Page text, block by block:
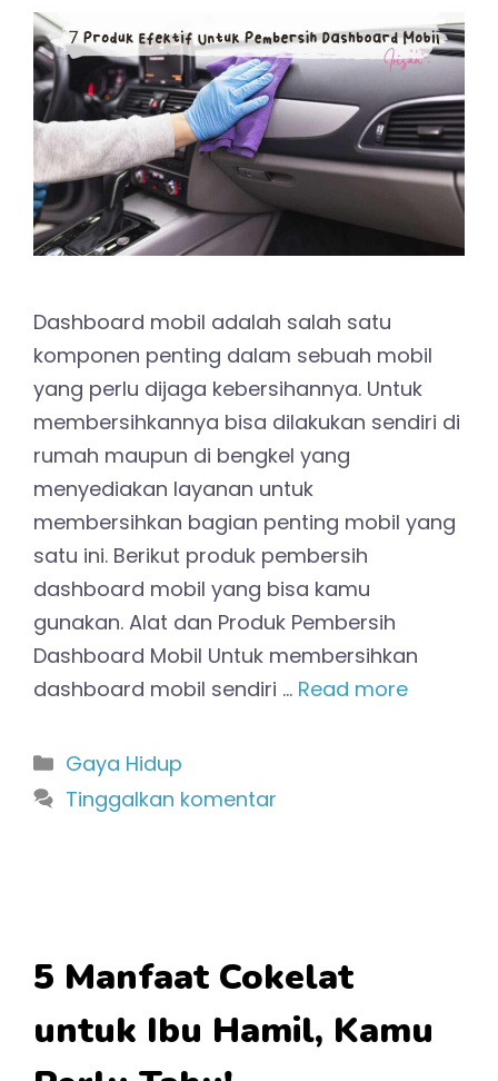
Dashboard mobil adalah salah satu
komponen penting dalam sebuah mobil
yang perlu dijaga kebersihannya. Untuk
membersihkannya bisa dilakukan sendiri di
rumah maupun di bengkel yang
menyediakan layanan untuk
membersihkan bagian penting mobil yang
satu ini. Berikut produk pembersih
dashboard mobil yang bisa kamu
gunakan. Alat dan Produk Pembersih
Dashboard Mobil Untuk membersihkan
dashboard mobil sendiri … Read more
Kategori
Gaya Hidup
Tinggalkan komentar
5 Manfaat Cokelat
untuk Ibu Hamil, Kamu